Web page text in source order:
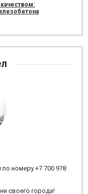
номеру +7 700 978
своего города!